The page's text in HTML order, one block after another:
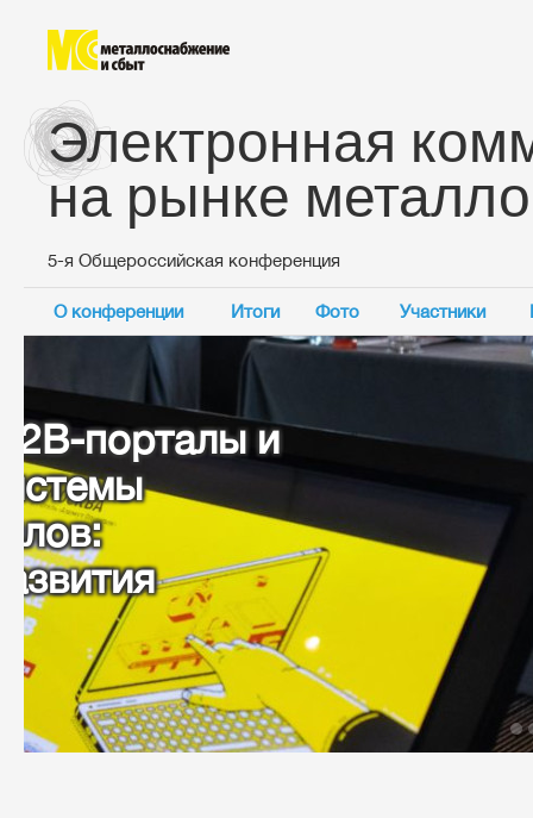
Электронная
на рынке
5-я Общероссийская конференция
О конференции Итоги Фото Участники
Основные темы конференции:
Переход от
цифровой
металлоторгового
российские